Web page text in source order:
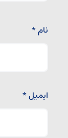
نام*
ایمیل*